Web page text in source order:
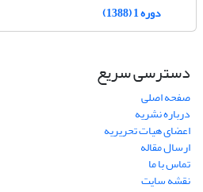
دوره 1 (1388)
دسترسی سریع
صفحه اصلی
درباره نشریه
اعضای هیات تحریریه
ارسال مقاله
تماس با ما
نقشه سایت